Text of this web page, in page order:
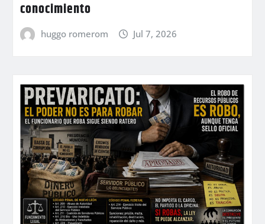
conocimiento
huggo romerom Jul 7, 2026